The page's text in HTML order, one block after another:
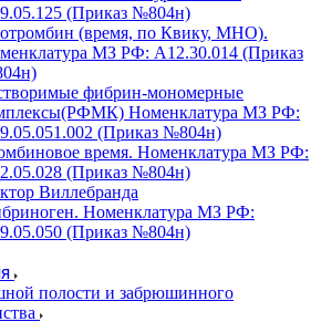
(Приказ №804н)
(время, по Квику, МНО).
МЗ РФ: A12.30.014 (Приказ
фибрин-мономерные
Номенклатура МЗ РФ:
(Приказ №804н)
время. Номенклатура МЗ РФ:
(Приказ №804н)
Виллебранда
Номенклатура МЗ РФ:
(Приказ №804н)
полости и забрюшинного